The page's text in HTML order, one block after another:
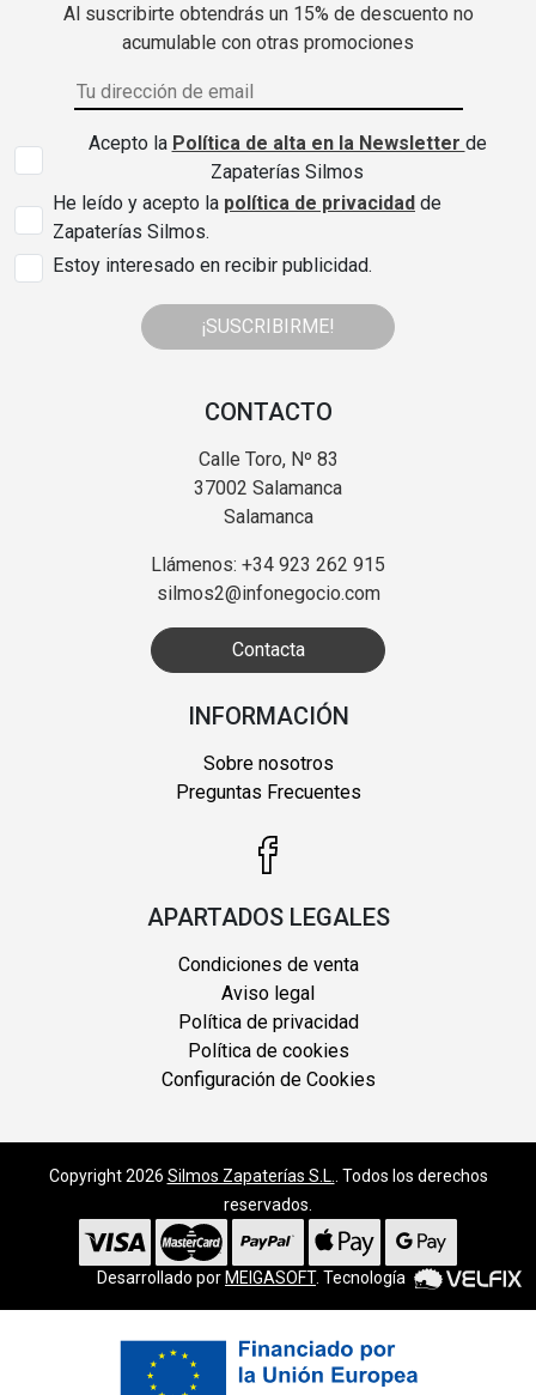
Al suscribirte obtendrás un 15% de descuento no
acumulable con otras promociones
Acepto la Política de alta en la Newsletter de
Zapaterías Silmos
He leído y acepto la política de privacidad de
Zapaterías Silmos.
Estoy interesado en recibir publicidad.
¡SUSCRIBIRME!
CONTACTO
Calle Toro, Nº 83
37002 Salamanca
Salamanca
Llámenos: +34 923 262 915
silmos2@infonegocio.com
Contacta
INFORMACIÓN
Sobre nosotros
Preguntas Frecuentes
APARTADOS LEGALES
Condiciones de venta
Aviso legal
Política de privacidad
Política de cookies
Configuración de Cookies
Copyright 2026 Silmos Zapaterías S.L.
. Todos los derechos
reservados.
Desarrollado por MEIGASOFT. Tecnología